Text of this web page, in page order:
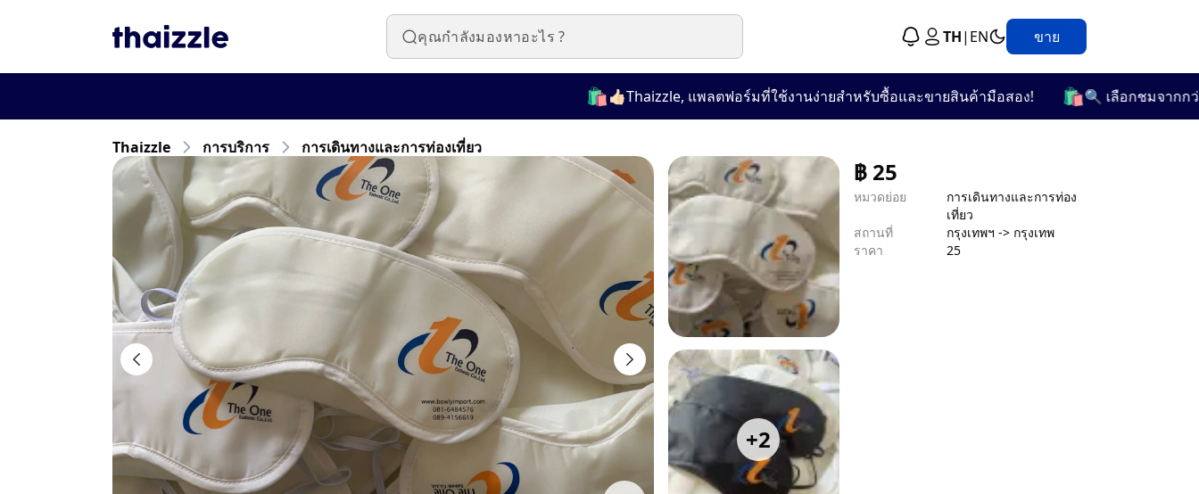
TH| EN ขาย
👍🏻Thaizzle, แพลตฟอร์มที่ใช้งานง่ายสำหรับซื้อและขายสินค้ามือสอง! 🛍️ 🔍 เลือกชมจากกว่า 25
Thaizzle การบริการ การเดินทางและการท่องเที่ยว
+2
฿ 25
หมวดย่อย
การเดินทางและการท่อง
เที่ยว
สถานที่
กรุงเทพฯ -> กรุงเทพ
ราคา
25